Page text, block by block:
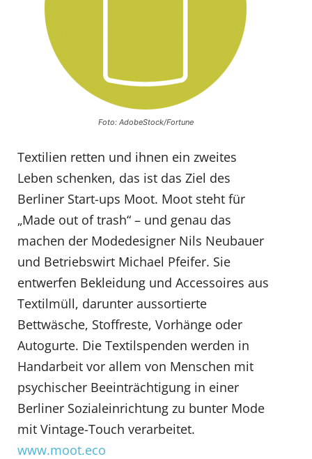
Foto: AdobeStock/Fortune
Textilien retten und ihnen ein zweites
Leben schenken, das ist das Ziel des
Berliner Start-ups Moot. Moot steht für
„Made out of trash“ – und genau das
machen der Modedesigner Nils Neubauer
und Betriebswirt Michael Pfeifer. Sie
entwerfen Bekleidung und Accessoires aus
Textilmüll, darunter aussortierte
Bettwäsche, Stoffreste, Vorhänge oder
Autogurte. Die Textilspenden werden in
Handarbeit vor allem von Menschen mit
psychischer Beeinträchtigung in einer
Berliner Sozialeinrichtung zu bunter Mode
mit Vintage-Touch verarbeitet.
www.moot.eco